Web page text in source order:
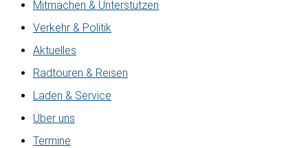
Mitmachen & Unterstützen
Verkehr & Politik
Aktuelles
Radtouren & Reisen
Laden & Service
Über uns
Termine